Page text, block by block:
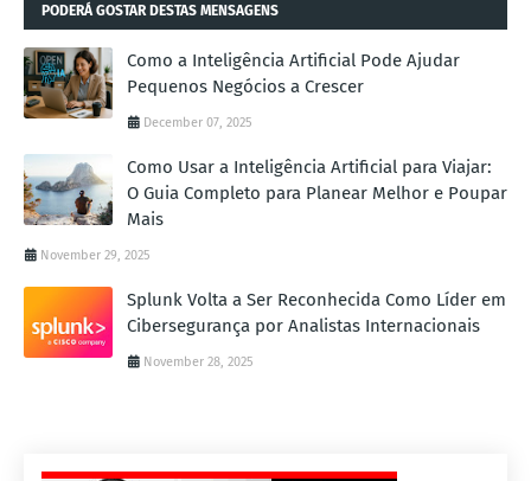
PODERÁ GOSTAR DESTAS MENSAGENS
Como a Inteligência Artificial Pode Ajudar
Pequenos Negócios a Crescer
December 07, 2025
Como Usar a Inteligência Artificial para Viajar:
O Guia Completo para Planear Melhor e Poupar
Mais
November 29, 2025
Splunk Volta a Ser Reconhecida Como Líder em
Cibersegurança por Analistas Internacionais
November 28, 2025